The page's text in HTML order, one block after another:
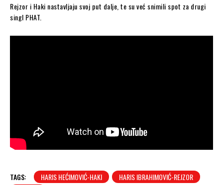
Rejzor i Haki nastavljaju svoj put dalje, te su već snimili spot za drugi
singl PHAT.
TAGS: HARIS HEĆIMOVIĆ-HAKI
HARIS IBRAHIMOVIĆ-REJZOR